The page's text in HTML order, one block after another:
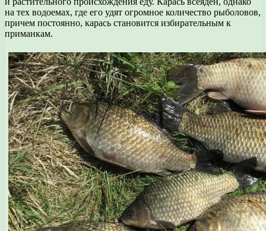
на тех водоемах, где его удят огромное количество рыболовов,
причем постоянно, карась становится избирательным к
приманкам.